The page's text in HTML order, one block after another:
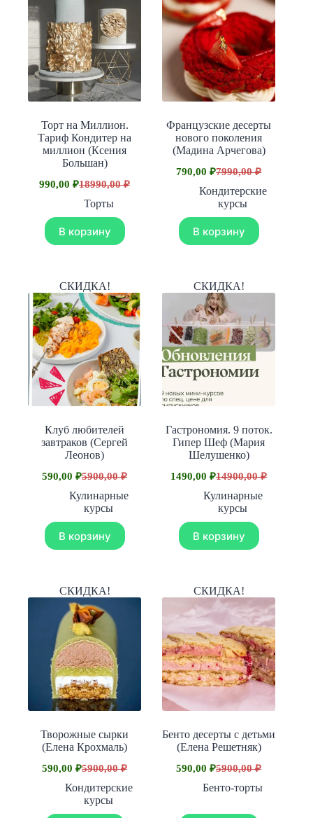
Торт на Миллион.
Тариф Кондитер на
миллион (Ксения
Большан)
18990,00₽
Первоначальная
цена
18990,00 ₽.
990,00₽ Текущая
цена:
990,00 ₽.
Торты
В корзину
Французские десерты
нового поколения
(Мадина Арчегова)
7990,00₽
Первоначальная
цена
составляла
7990,00 ₽.
790,00₽Текущая
цена:
790,00 ₽.
Кондитерские
курсы
В корзину
СКИДКА!
Клуб любителей
завтраков (Сергей
Леонов)
5900,00₽
Первоначальная
цена
составляла
5900,00 ₽.
590,00₽Текущая
цена:
590,00 ₽.
Кулинарные
курсы
В корзину
СКИДКА!
Гастрономия. 9 поток.
Гипер Шеф (Мария
Шелушенко)
14900,00₽
Первоначальная
цена
составляла
14900,00 ₽.
1490,00₽Текущая
цена:
1490,00 ₽.
Кулинарные
курсы
В корзину
СКИДКА!
Творожные сырки
(Елена Крохмаль)
5900,00₽
Первоначальная
цена
составляла
5900,00 ₽.
590,00₽Текущая
цена:
590,00 ₽.
Кондитерские
курсы
СКИДКА!
Бенто десерты с детьми
(Елена Решетняк)
5900,00₽
Первоначальная
цена
5900,00 ₽.
590,00₽Текущая
цена:
Бенто-торты